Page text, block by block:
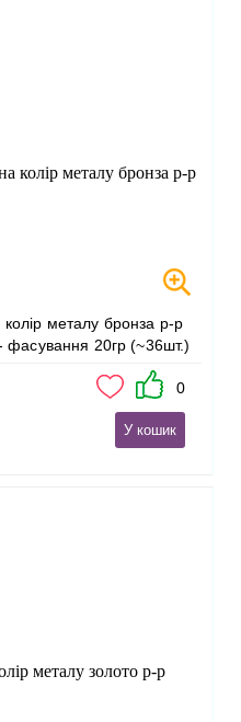
фасування 20гр (~36шт.)
0
У кошик